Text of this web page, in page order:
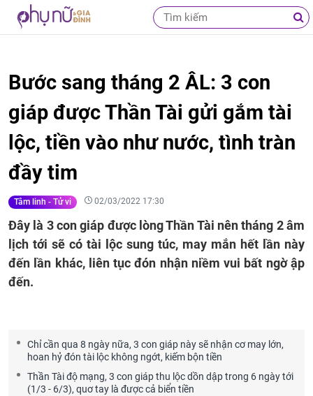
Bước sang tháng 2 ÂL: 3 con
giáp được Thần Tài gửi gắm tài
lộc, tiền vào như nước, tình tràn
đầy tim
Tâm linh - Tử vi 02/03/2022 17:30
Đây là 3 con giáp được lòng Thần Tài nên tháng 2 âm
lịch tới sẽ có tài lộc sung túc, may mắn hết lần này
đến lần khác, liên tục đón nhận niềm vui bất ngờ ập
đến.
Chỉ cần qua 8 ngày nữa, 3 con giáp này sẽ nhận cơ may lớn,
hoan hỷ đón tài lộc không ngớt, kiếm bộn tiền
Thần Tài độ mạng, 3 con giáp thu lộc dồn dập trong 6 ngày tới
(1/3 - 6/3), quơ tay là được cả biển tiền